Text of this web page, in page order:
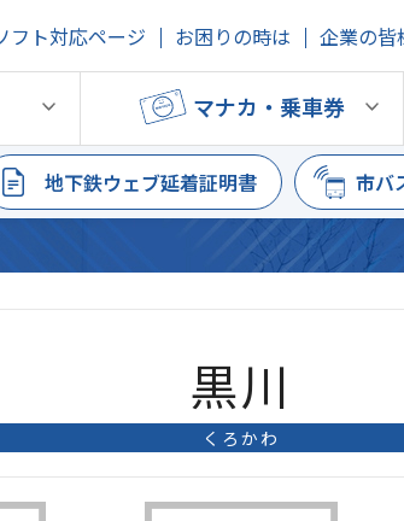
フト対応ページ お困りの時は 企業の皆
マナカ・乗車券
地下鉄ウェブ延着証明書 市バ
黒川
くろかわ